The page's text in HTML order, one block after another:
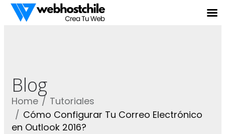
Blog
Home
Tutoriales
Cómo Configurar Tu Correo Electrónico
en Outlook 2016?